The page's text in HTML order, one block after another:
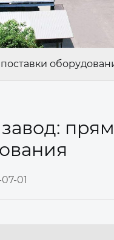
01